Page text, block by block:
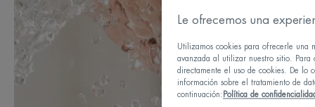
Le ofrecemos una
Utilizamos cookies para ofrecerle una
avanzada al utilizar nuestro sitio.
directamente el uso de cookies. De lo
información sobre el tratamiento de
continuación: Política de